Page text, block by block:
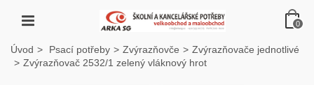
0
Úvod > Psací potřeby > Zvýrazňovče > Zvýrazňovače jednotlivé
> Zvýrazňovač 2532/1 zelený vláknový hrot